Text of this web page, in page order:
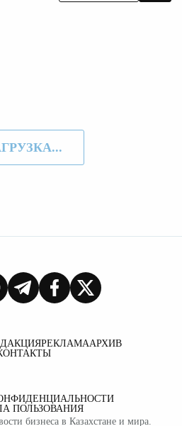
РЕКЛАМААРХИВ
ПОЛЬЗОВАНИЯ
бизнеса в Казахстане и мира.